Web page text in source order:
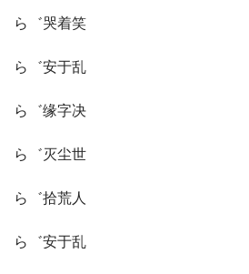
ら゛哭着笑
ら゛安于乱
ら゛缘字决
ら゛灭尘世
ら゛拾荒人
ら゛安于乱